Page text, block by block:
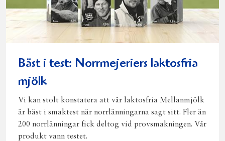
Bäst i test: Norrmejeriers laktosfria
mjölk
Vi kan stolt konstatera att vår laktosfria Mellanmjölk
är bäst i smaktest när norrlänningarna sagt sitt. Fler än
200 norrlänningar fick deltog vid provsmakningen. Vår
produkt vann testet.